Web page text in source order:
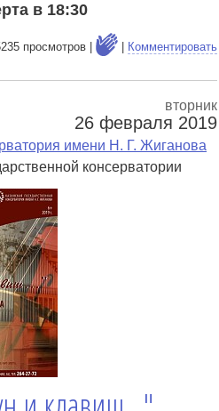
в 18:30
просмотров | Комментировать
вторник
26 февраля 2019
имени Н. Г. Жиганова
консерватории